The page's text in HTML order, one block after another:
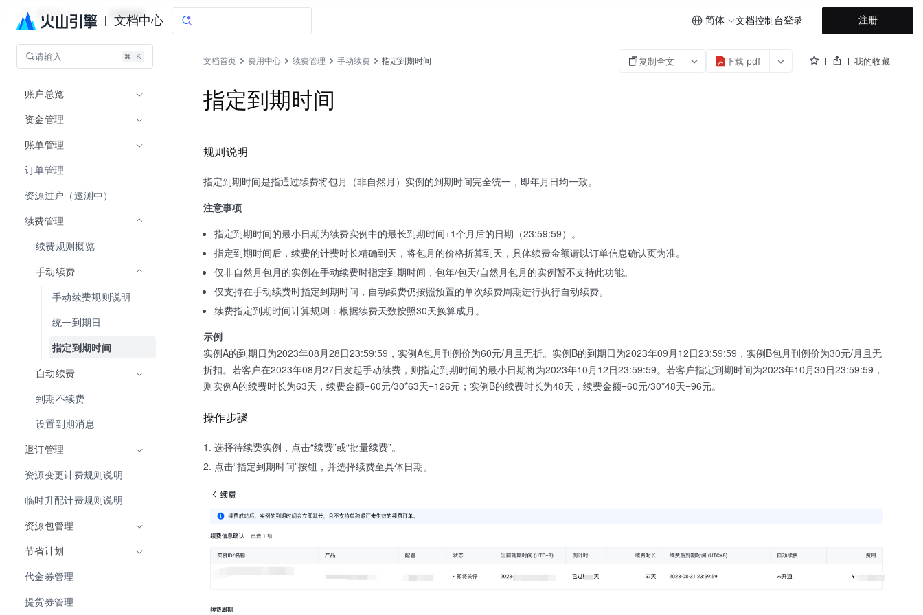
文档中心 简体 文档控制台登录 注册
费用中心 文档指南
请输入
账户总览
资金管理
账单管理
订单管理
资源过户（邀测中）
续费管理
续费规则概览
手动续费
手动续费规则说明
统一到期日
指定到期时间
自动续费
到期不续费
设置到期消息
退订管理
资源变更计费规则说明
临时升配计费规则说明
资源包管理
节省计划
代金券管理
提货券管理
文档首页 费用中心 续费管理 手动续费 指定到期时间 复制全文 下载 pdf 我的收藏
指定到期时间
规则说明
指定到期时间是指通过续费将包月（非自然月）实例的到期时间完全统一，即年月日均一致。
注意事项
指定到期时间的最小日期为续费实例中的最长到期时间+1个月后的日期（23:59:59）。
指定到期时间后，续费的计费时长精确到天，将包月的价格折算到天，具体续费金额请以订单信息确认页为准。
仅非自然月包月的实例在手动续费时指定到期时间，包年/包天/自然月包月的实例暂不支持此功能。
仅支持在手动续费时指定到期时间，自动续费仍按照预置的单次续费周期进行执行自动续费。
续费指定到期时间计算规则：根据续费天数按照30天换算成月。
示例
实例A的到期日为2023年08月28日23:59:59，实例A包月刊例价为60元/月且无折。实例B的到期日为2023年09月12日23:59:59，实例B包月刊例价为30元/月且无
折扣。若客户在2023年08月27日发起手动续费，则指定到期时间的最小日期将为2023年10月12日23:59:59。若客户指定到期时间为2023年10月30日23:59:59，
则实例A的续费时长为63天，续费金额=60元/30*63天=126元；实例B的续费时长为48天，续费金额=60元/30*48天=96元。
操作步骤
选择待续费实例，点击“续费”或“批量续费”。
点击“指定到期时间”按钮，并选择续费至具体日期。